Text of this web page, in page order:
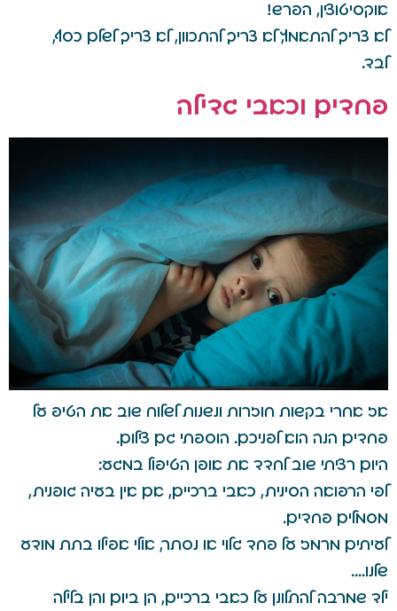
אוקסיטוצין, הפרש!
לא צריך להתאמץ, לא צריך להתכוון, לא צריך לשלם כסף,
לבד.
פחדים וכאבי גדילה
אז אחרי בקשות חוזרות ונשנות לשלוח שוב את הטיפ על
פחדים הנה הוא לפניכם. הוספתי גם צילום.
היום רציתי שוב לחדד את אופן הטיפול במגע:
לפי הרפואה הסינית, כאבי ברכיים, אם אין בעיה גופנית,
מסמלים פחדים.
לעיתים מרמז על פחד גלוי או נסתר, אולי אפילו בתת מודע
שלנו….
ילד שמרבה להתלונן על כאבי ברכיים, הן ביום והן בלילה